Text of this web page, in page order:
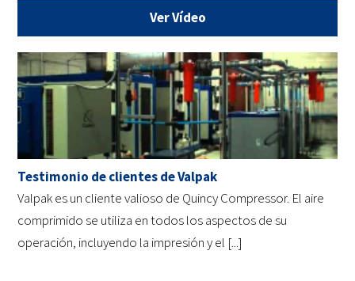
Ver Vídeo
Testimonio de clientes de Valpak
Valpak es un cliente valioso de Quincy Compressor. El aire
comprimido se utiliza en todos los aspectos de su
operación, incluyendo la impresión y el [...]